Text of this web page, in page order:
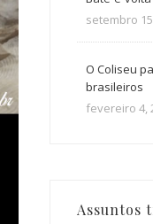
setembro
O Coliseu
brasileiros
fevereiro 4,
Assuntos